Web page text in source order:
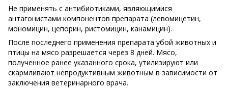
Не применять с антибиотиками, являющимися
антагонистами компонентов препарата (левомицетин,
мономицин, цепорин, ристомицин, канамицин).
После последнего применения препарата убой животных и
птицы на мясо разрешается через 8 дней. Мясо,
полученное ранее указанного срока, утилизируют или
скармливают непродуктивным животным в зависимости от
заключения ветеринарного врача.